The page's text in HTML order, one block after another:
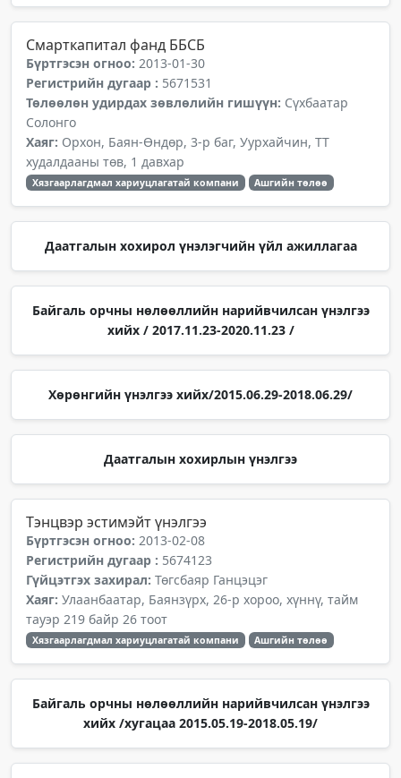
Смарткапитал фанд ББСБ
Бүртгэсэн огноо: 2013-01-30
Регистрийн дугаар : 5671531
Төлөөлөн удирдах зөвлөлийн гишүүн: Сүхбаатар
Солонго
Хаяг: Орхон, Баян-Өндөр, 3-р баг, Уурхайчин, ТТ
худалдааны төв, 1 давхар
Хязгаарлагдмал хариуцлагатай компани Ашгийн төлөө
Даатгалын хохирол үнэлэгчийн үйл ажиллагаа
Байгаль орчны нөлөөллийн нарийвчилсан үнэлгээ
хийх / 2017.11.23-2020.11.23 /
Хөрөнгийн үнэлгээ хийх/2015.06.29-2018.06.29/
Даатгалын хохирлын үнэлгээ
Тэнцвэр эстимэйт үнэлгээ
Бүртгэсэн огноо: 2013-02-08
Регистрийн дугаар : 5674123
Гүйцэтгэх захирал: Төгсбаяр Ганцэцэг
Хаяг: Улаанбаатар, Баянзүрх, 26-р хороо, хүннү, тайм
тауэр 219 байр 26 тоот
Хязгаарлагдмал хариуцлагатай компани Ашгийн төлөө
Байгаль орчны нөлөөллийн нарийвчилсан үнэлгээ
хийх /хугацаа 2015.05.19-2018.05.19/